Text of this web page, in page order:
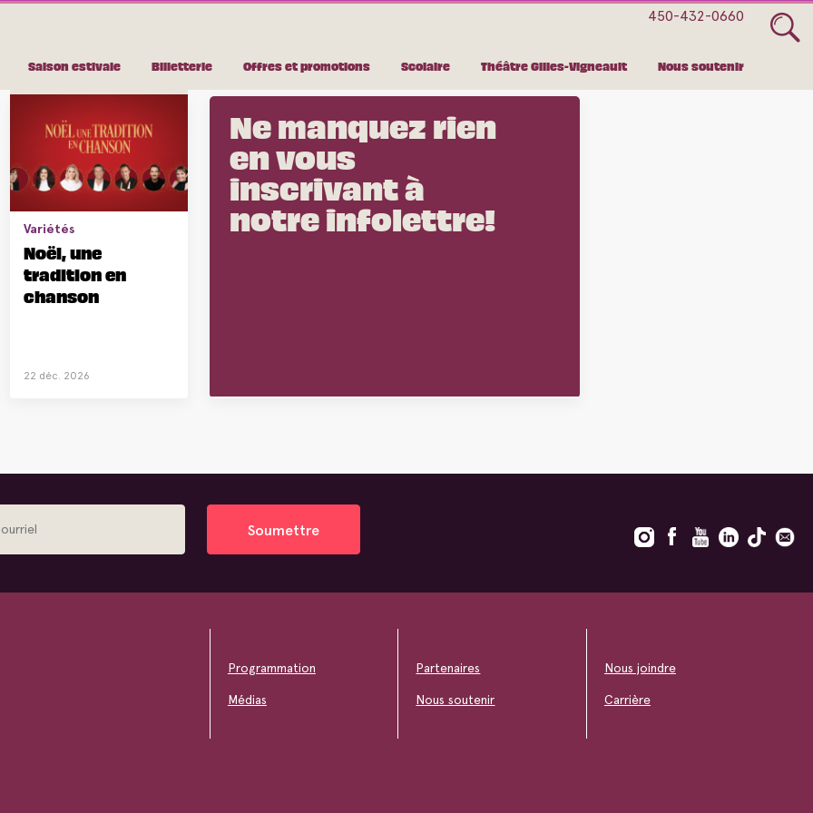
450-432-0660
Saison estivale Billetterie Offres et promotions Scolaire Théâtre Gilles-Vigneault Nous soutenir
Au :
Variétés
Noël, une
tradition en
chanson
22 déc. 2026
Ne manquez rien
en vous
inscrivant à
notre infolettre!
Soumettre
Programmation
Médias
Partenaires
Nous soutenir
Nous joindre
Carrière